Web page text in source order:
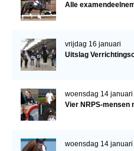
Alle
vrijdag 16 januari
Uitslag
woensdag 14 januari
Vier NRPS-mensen
woensdag 14 januari